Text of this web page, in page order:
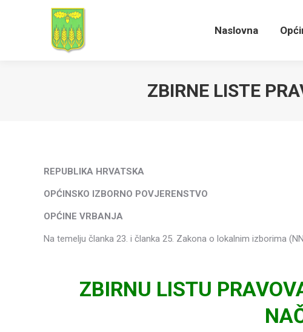
Naslovna
ZBIRNE LISTE
REPUBLIKA HRVATSKA
OPĆINSKO IZBORNO POVJERENSTVO
OPĆINE VRBANJA
Na temelju članka 23. i članka 25. Zakona o lokalnim izborima
ZBIRNU LISTU
Naslovna